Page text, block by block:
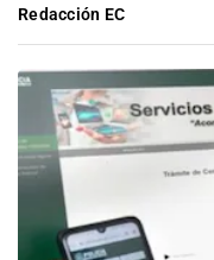
Redacción EC